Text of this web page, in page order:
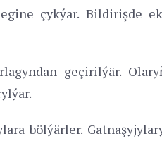
çykýar. Bildirişde
geçirilýär.
bölýärler.